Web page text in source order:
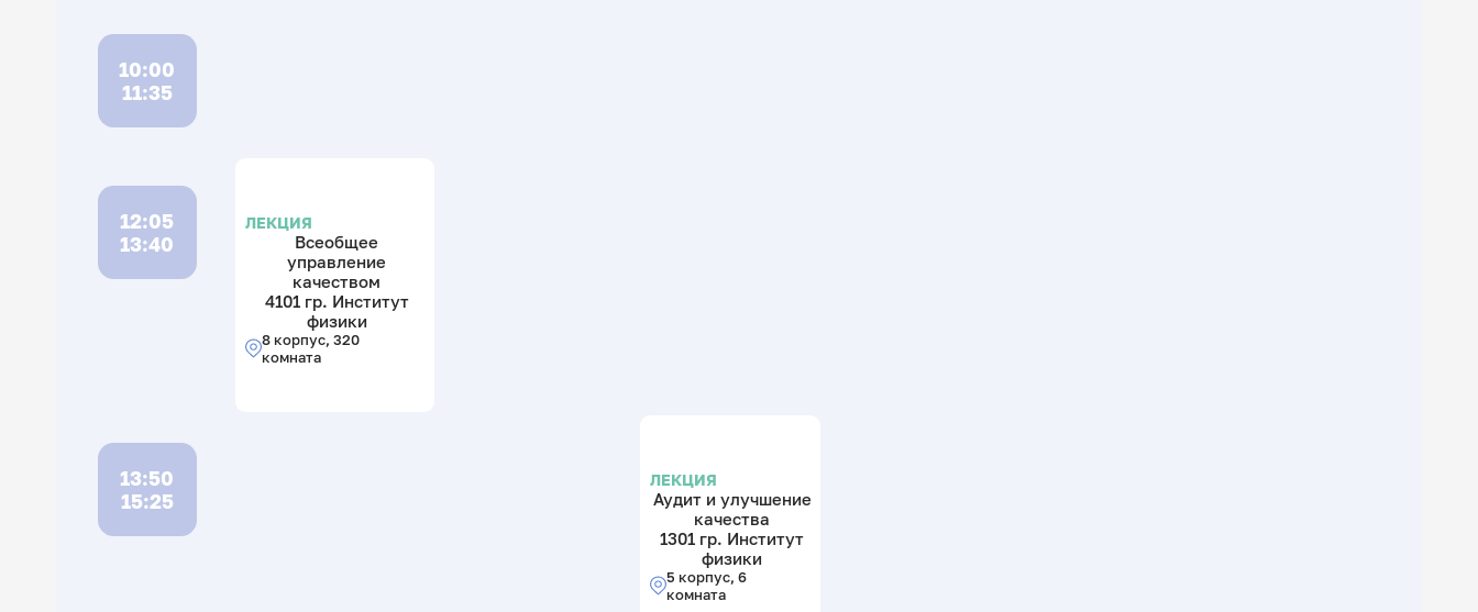
10:00
11:35
12:05
13:40
ЛЕКЦИЯ
Всеобщее
управление
качеством
4101 гр. Институт
физики
8 корпус, 320
комната
13:50
15:25
ЛЕКЦИЯ
Аудит и улучшение
качества
1301 гр. Институт
физики
5 корпус, 6
комната